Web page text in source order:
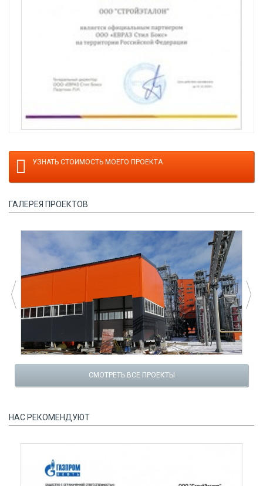
УЗНАТЬ СТОИМОСТЬ МОЕГО ПРОЕКТА
ГАЛЕРЕЯ ПРОЕКТОВ
СМОТРЕТЬ ВСЕ ПРОЕКТЫ
НАС РЕКОМЕНДУЮТ